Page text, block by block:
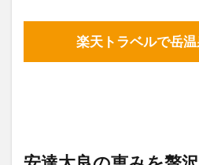
楽天トラベルで岳